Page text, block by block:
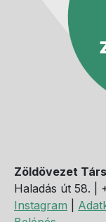
Zöldövezet
Haladás út 58. |
Instagram